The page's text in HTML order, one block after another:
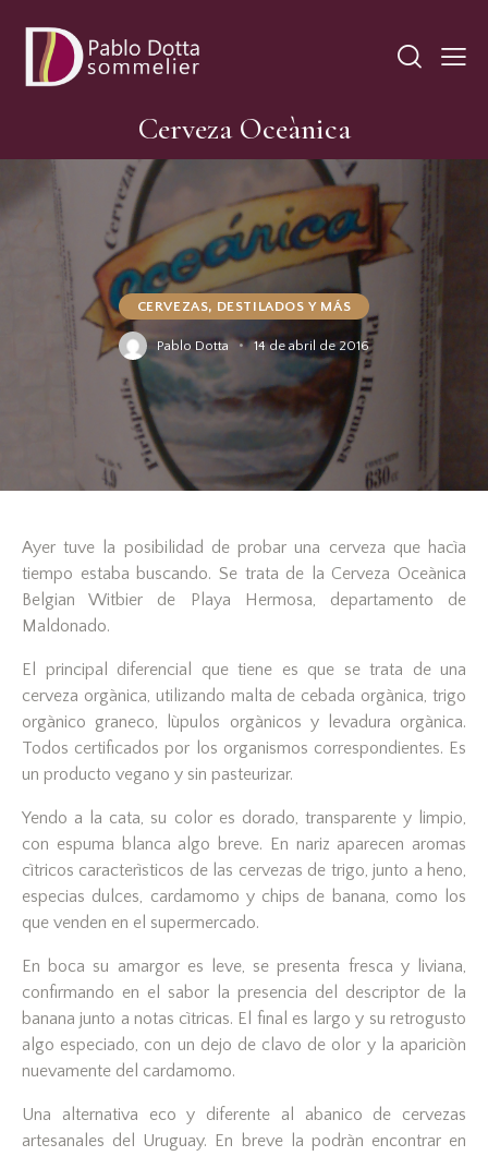
Cerveza Oceànica
CERVEZAS, DESTILADOS Y MÁS
Pablo Dotta 14 de abril de 2016
Ayer tuve la posibilidad de probar una cerveza que hacìa
tiempo estaba buscando. Se trata de la Cerveza Oceànica
Belgian Witbier de Playa Hermosa, departamento de
Maldonado.
El principal diferencial que tiene es que se trata de una
cerveza orgànica, utilizando malta de cebada orgànica, trigo
orgànico graneco, lùpulos orgànicos y levadura orgànica.
Todos certificados por los organismos correspondientes. Es
un producto vegano y sin pasteurizar.
Yendo a la cata, su color es dorado, transparente y limpio,
con espuma blanca algo breve. En nariz aparecen aromas
cìtricos caracterìsticos de las cervezas de trigo, junto a heno,
especias dulces, cardamomo y chips de banana, como los
que venden en el supermercado.
En boca su amargor es leve, se presenta fresca y liviana,
confirmando en el sabor la presencia del descriptor de la
banana junto a notas cìtricas. El final es largo y su retrogusto
algo especiado, con un dejo de clavo de olor y la apariciòn
nuevamente del cardamomo.
Una alternativa eco y diferente al abanico de cervezas
artesanales del Uruguay. En breve la podràn encontrar en